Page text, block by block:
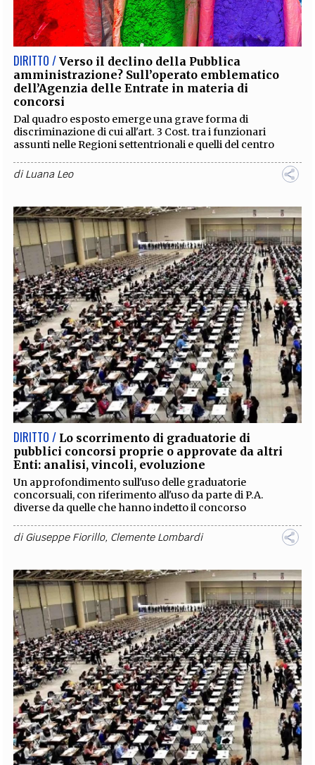
EXTRA
CODICI RUBRICHE LIBRI PROCEEDINGS PUBBLICITÀ CONTATTI
SOCIAL MEDIA
DIRITTO / Verso il declino della Pubblica
amministrazione? Sull’operato emblematico
dell’Agenzia delle Entrate in materia di
concorsi
Dal quadro esposto emerge una grave forma di
discriminazione di cui all'art. 3 Cost. tra i funzionari
assunti nelle Regioni settentrionali e quelli del centro
diLuana Leo
DIRITTO / Lo scorrimento di graduatorie di
pubblici concorsi proprie o approvate da altri
Enti: analisi, vincoli, evoluzione
Un approfondimento sull'uso delle graduatorie
concorsuali, con riferimento all'uso da parte di P.A.
diverse da quelle che hanno indetto il concorso
diGiuseppe Fiorillo, Clemente Lombardi